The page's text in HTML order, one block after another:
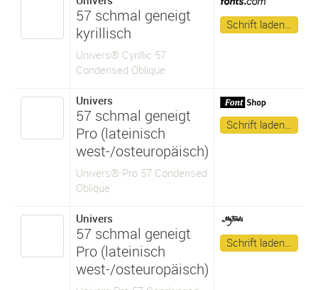
57 schmal geneigt
kyrillisch
Univers® Cyrillic 57
Condensed Oblique
Schrift laden…
Univers
57 schmal geneigt
Pro (lateinisch
west-/osteuropäisch)
Univers® Pro 57 Condensed
Oblique
Schrift laden…
Univers
57 schmal geneigt
Pro (lateinisch
west-/osteuropäisch)
Schrift laden…